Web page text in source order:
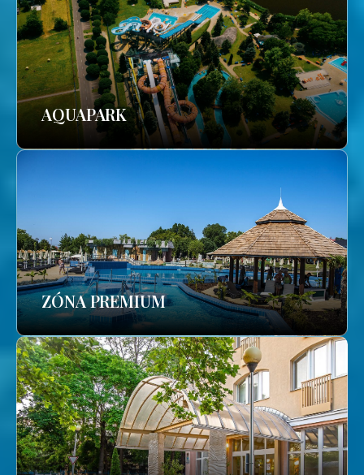
AQUAPARK
ZÓNA PREMIUM